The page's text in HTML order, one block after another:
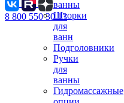
ванны
Шторки
для
ванн
Подголовники
Ручки
для
ванны
Гидромассажные
8 800 550 30 13